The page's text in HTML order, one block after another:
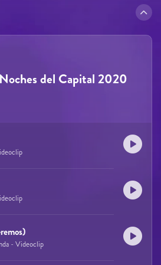
del Capital 2020
- Videoclip